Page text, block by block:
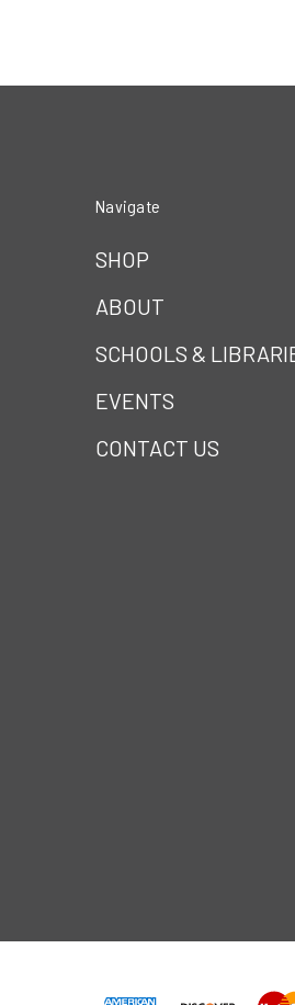
Navigate
SHOP
ABOUT
SCHOOLS &
EVENTS
CONTACT US